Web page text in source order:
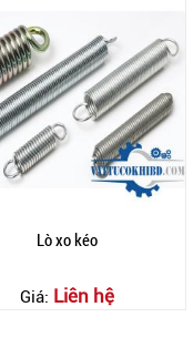
Lò xo kéo
Giá: Liên hệ